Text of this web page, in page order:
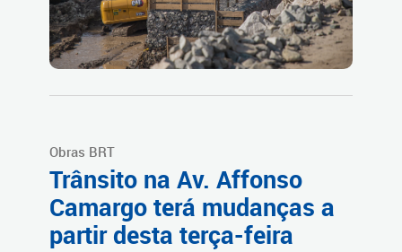
Obras BRT
Trânsito na Av. Affonso
Camargo terá mudanças a
partir desta terça-feira